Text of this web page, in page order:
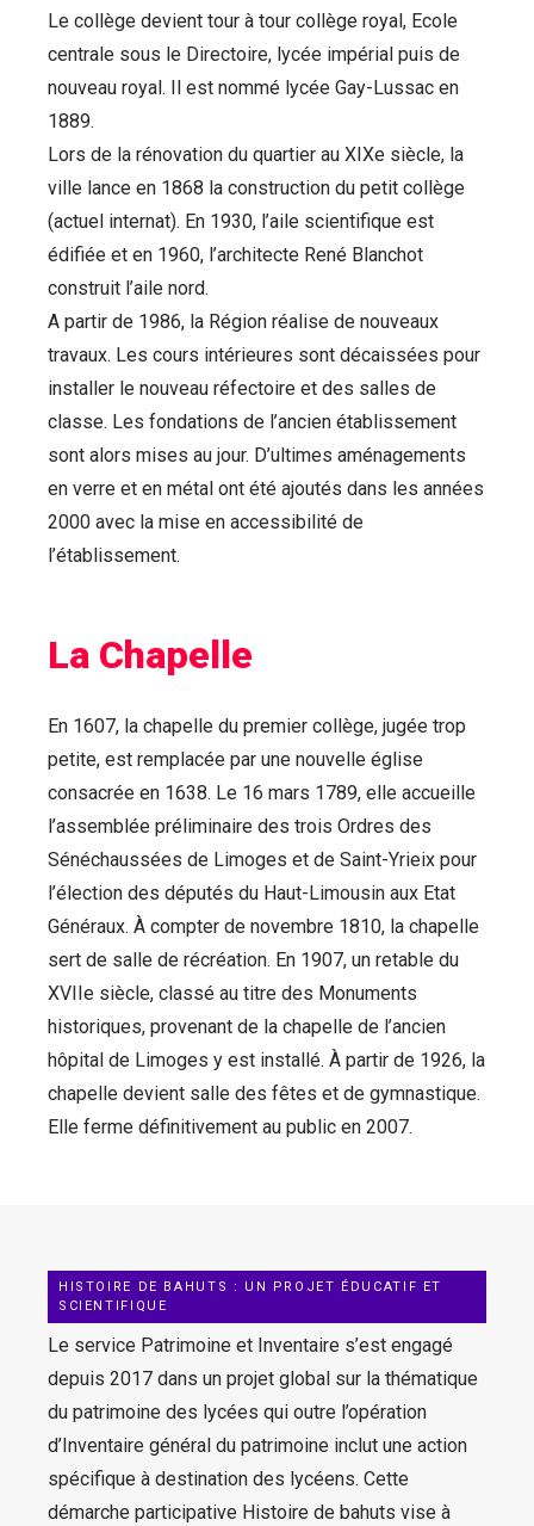
Le collège devient tour à tour collège royal, Ecole
centrale sous le Directoire, lycée impérial puis de
nouveau royal. Il est nommé lycée Gay-Lussac en
1889.
Lors de la rénovation du quartier au XIXe siècle, la
ville lance en 1868 la construction du petit collège
(actuel internat). En 1930, l’aile scientifique est
édifiée et en 1960, l’architecte René Blanchot
construit l’aile nord.
A partir de 1986, la Région réalise de nouveaux
travaux. Les cours intérieures sont décaissées pour
installer le nouveau réfectoire et des salles de
classe. Les fondations de l’ancien établissement
sont alors mises au jour. D’ultimes aménagements
en verre et en métal ont été ajoutés dans les années
2000 avec la mise en accessibilité de
l’établissement.
La Chapelle
En 1607, la chapelle du premier collège, jugée trop
petite, est remplacée par une nouvelle église
consacrée en 1638. Le 16 mars 1789, elle accueille
l’assemblée préliminaire des trois Ordres des
Sénéchaussées de Limoges et de Saint-Yrieix pour
l’élection des députés du Haut-Limousin aux Etat
Généraux. À compter de novembre 1810, la chapelle
sert de salle de récréation. En 1907, un retable du
XVIIe siècle, classé au titre des Monuments
historiques, provenant de la chapelle de l’ancien
hôpital de Limoges y est installé. À partir de 1926, la
chapelle devient salle des fêtes et de gymnastique.
Elle ferme définitivement au public en 2007.
HISTOIRE DE BAHUTS : UN PROJET ÉDUCATIF ET
SCIENTIFIQUE
Le service Patrimoine et Inventaire s’est engagé
depuis 2017 dans un projet global sur la thématique
du patrimoine des lycées qui outre l’opération
d’Inventaire général du patrimoine inclut une action
spécifique à destination des lycéens. Cette
démarche participative Histoire de bahuts vise à